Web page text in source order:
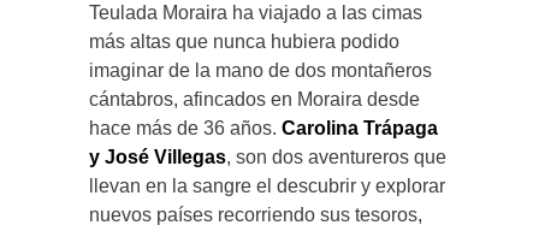
Teulada Moraira ha viajado a las cimas
más altas que nunca hubiera podido
imaginar de la mano de dos montañeros
cántabros, afincados en Moraira desde
hace más de 36 años. Carolina Trápaga
y José Villegas, son dos aventureros que
llevan en la sangre el descubrir y explorar
nuevos países recorriendo sus tesoros,